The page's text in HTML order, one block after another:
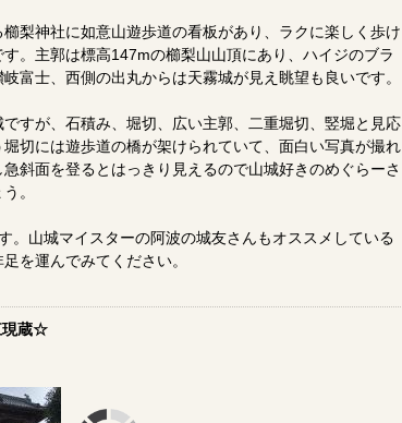
梨神社に如意山遊歩道の看板があり、ラクに楽しく歩け
。主郭は標高147mの櫛梨山山頂にあり、ハイジのブラ
富士、西側の出丸からは天霧城が見え眺望も良いです。
すが、石積み、堀切、広い主郭、二重堀切、竪堀と見応
切には遊歩道の橋が架けられていて、面白い写真が撮れ
斜面を登るとはっきり見えるので山城好きのめぐらーさ
。
。山城マイスターの阿波の城友さんもオススメしている
を運んでみてください。
現蔵☆